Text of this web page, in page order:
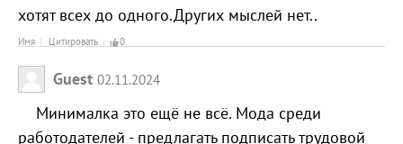
хотят всех до одного.Других мыслей нет..
Имя Цитировать 0
Guest 02.11.2024
Минималка это ещё не всё. Мода среди
работодателей - предлагать подписать трудовой